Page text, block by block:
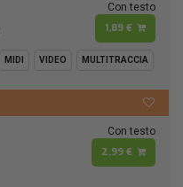
Con testo
1,89 €
MIDI VIDEO MULTITRACCIA
Con testo
2,99 €